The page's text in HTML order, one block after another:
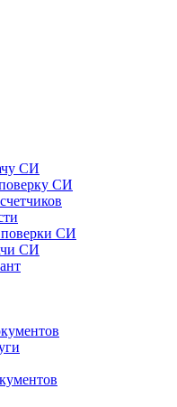
СИ
СИ
поверки СИ
СИ